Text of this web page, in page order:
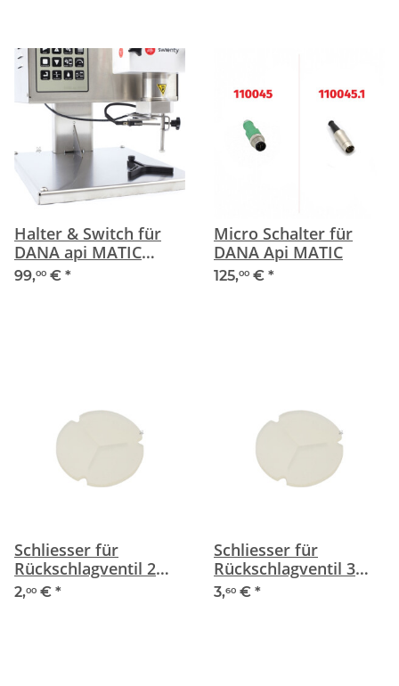
Halter & Switch für
DANA api MATIC
1000/2000+/3000
99,00 € *
Micro Schalter für
DANA Api MATIC
125,00 € *
Schliesser für
Rückschlagventil 2
mm Silikone
2,00 € *
Schliesser für
Rückschlagventil 3
mm Silikone
3,60 € *